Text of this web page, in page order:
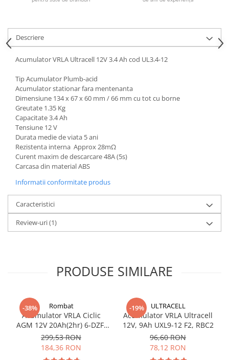
Accesorii
Acumulatori VRLA AGM/GEL /
Tractiune / LiFePo4
Baterii si acumulatori gel si VRLA
Baterii si acumulatori AGM VRLA
de 6-12 V
Acumulatori Moto, ATV
GEL
AGM
Li-Ion
SLA AGM (Sealed Lead Acid)
Deep Cycle - Tractiune/Semi-
Marine & Caravan
APC
Redresoare, incarcatoare si testere
Surse UPS
UPS pentru centrale termice si
sisteme de urgenta - acumulator
UPS Calculatoare si Servere
Descriere
Acumulator VRLA Ultracell 12V 3.4 Ah cod UL3.4-12
Tip Acumulator Plumb-acid
Acumulator stationar fara mentenanta
Dimensiune 134 x 67 x 60 mm / 66 mm cu tot cu borne
Greutate 1.35 Kg
Capacitate 3.4 Ah
Tensiune 12 V
Durata medie de viata 5 ani
Rezistenta interna Approx 28mΩ
Curent maxim de descarcare 48A (5s)
Carcasa din material ABS
Informatii conformitate produs
Caracteristici
Review-uri(1)
PRODUSE SIMILARE
-38% Rombat
Acumulator VRLA Ciclic
AGM 12V 20Ah(2hr) 6-DZF-
20 / 6-DZM-20 pentru
biciclete electrice
299,53 RON
184,36 RON
-19% ULTRACELL
Acumulator VRLA Ultracell
12V, 9Ah UXL9-12 F2, RBC2
96,60 RON
78,12 RON